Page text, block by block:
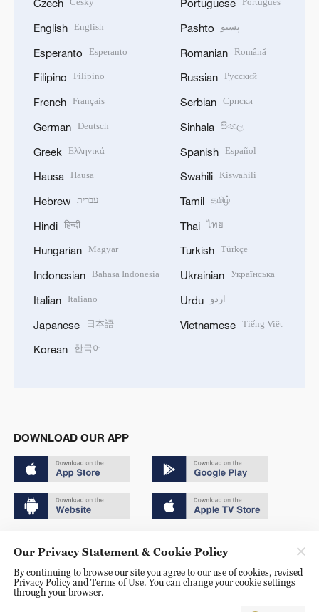
Czech
English English
Esperanto Esperanto
Filipino Filipino
French Français
German Deutsch
Greek Ελληνικά
Hausa Hausa
Hebrew עברית
Hindi हिन्दी
Hungarian Magyar
Indonesian Bahasa Indonesia
Italian Italiano
Japanese 日本語
Korean 한국어
Portuguese
Pashto پښتو
Romanian Română
Russian Русский
Serbian Српски
Sinhala සිංහල
Spanish Español
Swahili Kiswahili
Tamil தமிழ்
Thai ไทย
Turkish Türkçe
Ukrainian Українська
Urdu اردو
Vietnamese Tiếng Việt
DOWNLOAD OUR APP
京ICP备20000184号
京公网安备 11010502050052号
Our Privacy Statement & Cookie Policy
By continuing to browse our site you agree to our use of cookies, revised
Privacy Policy and Terms of Use. You can change your cookie settings
through your browser.